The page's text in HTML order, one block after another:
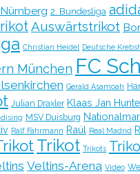
Nürnberg 2. Bundesliga
Auswärtstrikot
Christian Heidel Deutsche
München FC
Gerald Asamoah
Julian Draxler Klaas Jan
MSV Duisburg
Ralf Fährmann Raúl Real Madrid
Trikot Trikots
Veltins-Arena Video